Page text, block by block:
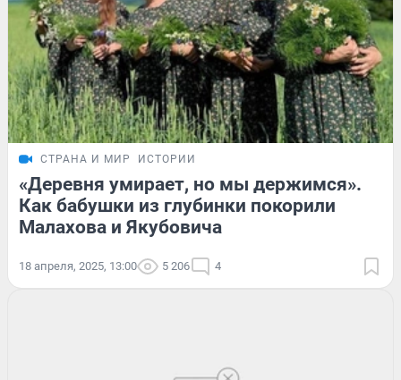
СТРАНА И МИР ИСТОРИИ
«Деревня умирает, но мы держимся».
Как бабушки из глубинки покорили
Малахова и Якубовича
18 апреля, 2025, 13:00 5 206 4